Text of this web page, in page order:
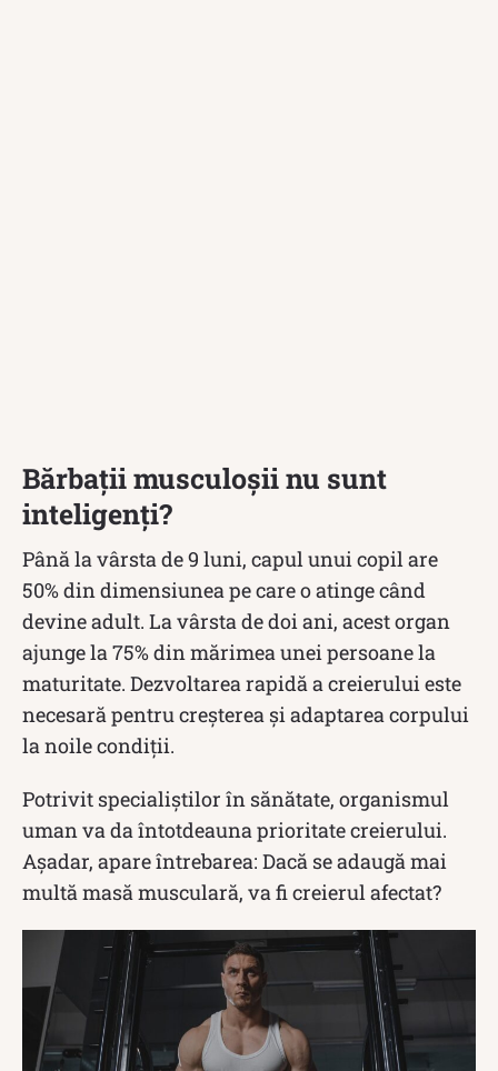
Bărbații musculoșii nu sunt
inteligenți?
Până la vârsta de 9 luni, capul unui copil are
50% din dimensiunea pe care o atinge când
devine adult. La vârsta de doi ani, acest organ
ajunge la 75% din mărimea unei persoane la
maturitate. Dezvoltarea rapidă a creierului este
necesară pentru creșterea și adaptarea corpului
la noile condiții.
Potrivit specialiștilor în sănătate, organismul
uman va da întotdeauna prioritate creierului.
Așadar, apare întrebarea: Dacă se adaugă mai
multă masă musculară, va fi creierul afectat?